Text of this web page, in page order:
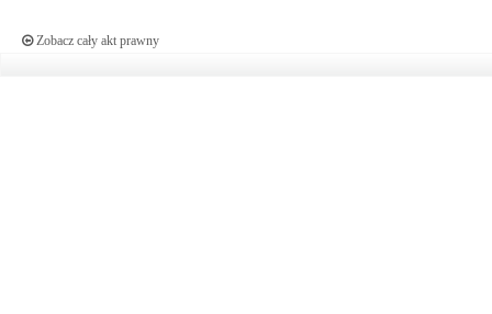
Zobacz cały akt prawny